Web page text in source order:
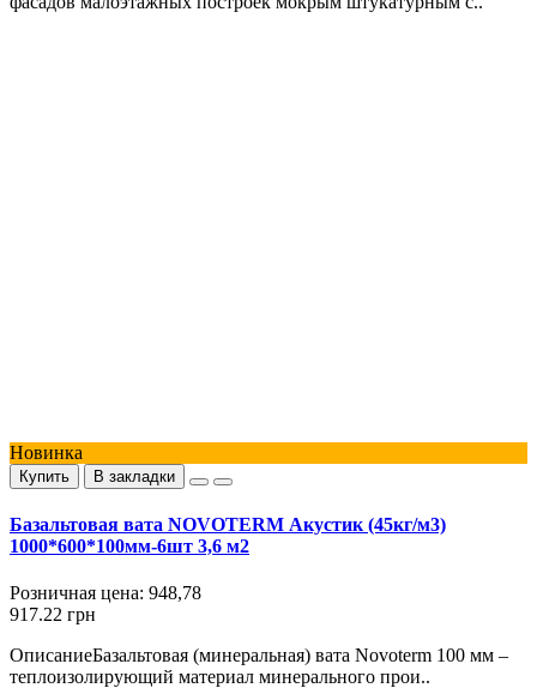
Новинка
Купить В закладки
Базальтовая вата NOVOTERM Акустик (45кг/м3)
1000*600*100мм-6шт 3,6 м2
Розничная цена: 948,78
917.22 грн
ОписаниеБазальтовая (минеральная) вата Novoterm 100 мм –
теплоизолирующий материал минерального прои..